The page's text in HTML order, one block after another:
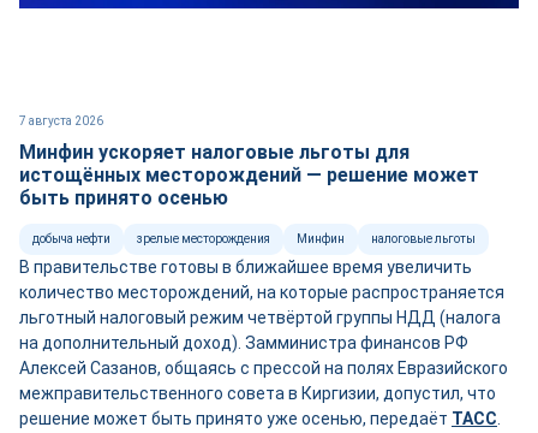
7 августа 2026
Минфин ускоряет налоговые льготы для
истощённых месторождений — решение может
быть принято осенью
добыча нефти зрелые месторождения Минфин налоговые льготы
В правительстве готовы в ближайшее время увеличить
количество месторождений, на которые распространяется
льготный налоговый режим четвёртой группы НДД (налога
на дополнительный доход). Замминистра финансов РФ
Алексей Сазанов, общаясь с прессой на полях Евразийского
межправительственного совета в Киргизии, допустил, что
решение может быть принято уже осенью, передаёт ТАСС